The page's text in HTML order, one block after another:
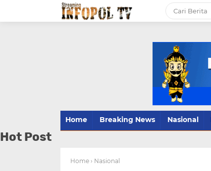
Home Breaking News Nasional
Hot Post
Home › Nasional